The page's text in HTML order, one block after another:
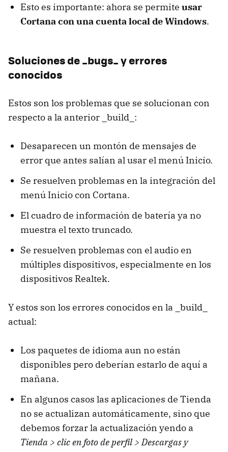
Esto es importante: ahora se permite usar
Cortana con una cuenta local de Windows.
Soluciones de _bugs_ y errores
conocidos
Estos son los problemas que se solucionan con
respecto a la anterior _build_:
Desaparecen un montón de mensajes de
error que antes salían al usar el menú Inicio.
Se resuelven problemas en la integración del
menú Inicio con Cortana.
El cuadro de información de batería ya no
muestra el texto truncado.
Se resuelven problemas con el audio en
múltiples dispositivos, especialmente en los
dispositivos Realtek.
Y estos son los errores conocidos en la _build_
actual:
Los paquetes de idioma aun no están
disponibles pero deberían estarlo de aquí a
mañana.
En algunos casos las aplicaciones de Tienda
no se actualizan automáticamente, sino que
debemos forzar la actualización yendo a
Tienda > clic en foto de perfil > Descargas y